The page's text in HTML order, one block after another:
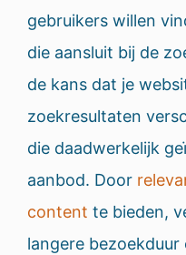
gebruikers willen
die aansluit bij de
de kans dat je
zoekresultaten
die daadwerkelijk
aanbod. Door
content te bieden,
langere